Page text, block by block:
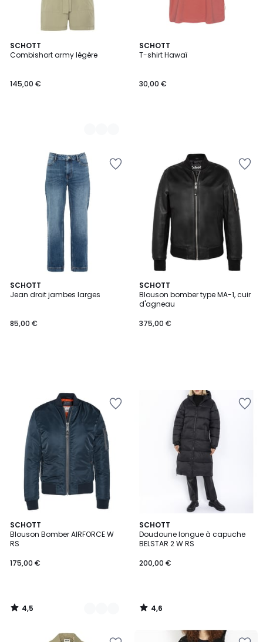
SCHOTT
Combishort army légère
145,00 €
3
Couleurs
SCHOTT
T-shirt Hawaï
30,00 €
SCHOTT
Jean droit jambes larges
85,00 €
SCHOTT
Blouson bomber type MA-1, cuir
d'agneau
375,00 €
SCHOTT
Blouson Bomber AIRFORCE W
RS
175,00 €
4,5
/ 5
3
Couleurs
4,5
/
SCHOTT
Doudoune longue à capuche
BELSTAR 2 W RS
200,00 €
4,6
/ 5
4,6
/